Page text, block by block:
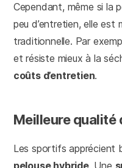
Cependant, même si la
peu d’entretien, elle est
traditionnelle. Par
et résiste mieux à la
coûts d’entretien.
Meilleure qualité
Les sportifs apprécient